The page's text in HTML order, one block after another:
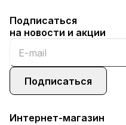
Подписаться
на новости и акции
Подписаться
Интернет-магазин